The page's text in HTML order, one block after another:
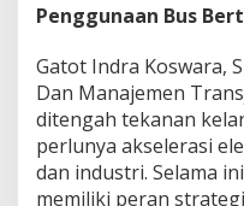
Penggunaan Bus
Gatot Indra Koswara,
Dan Manajemen
ditengah tekanan
perlunya akselerasi
dan industri. Selama
memiliki peran